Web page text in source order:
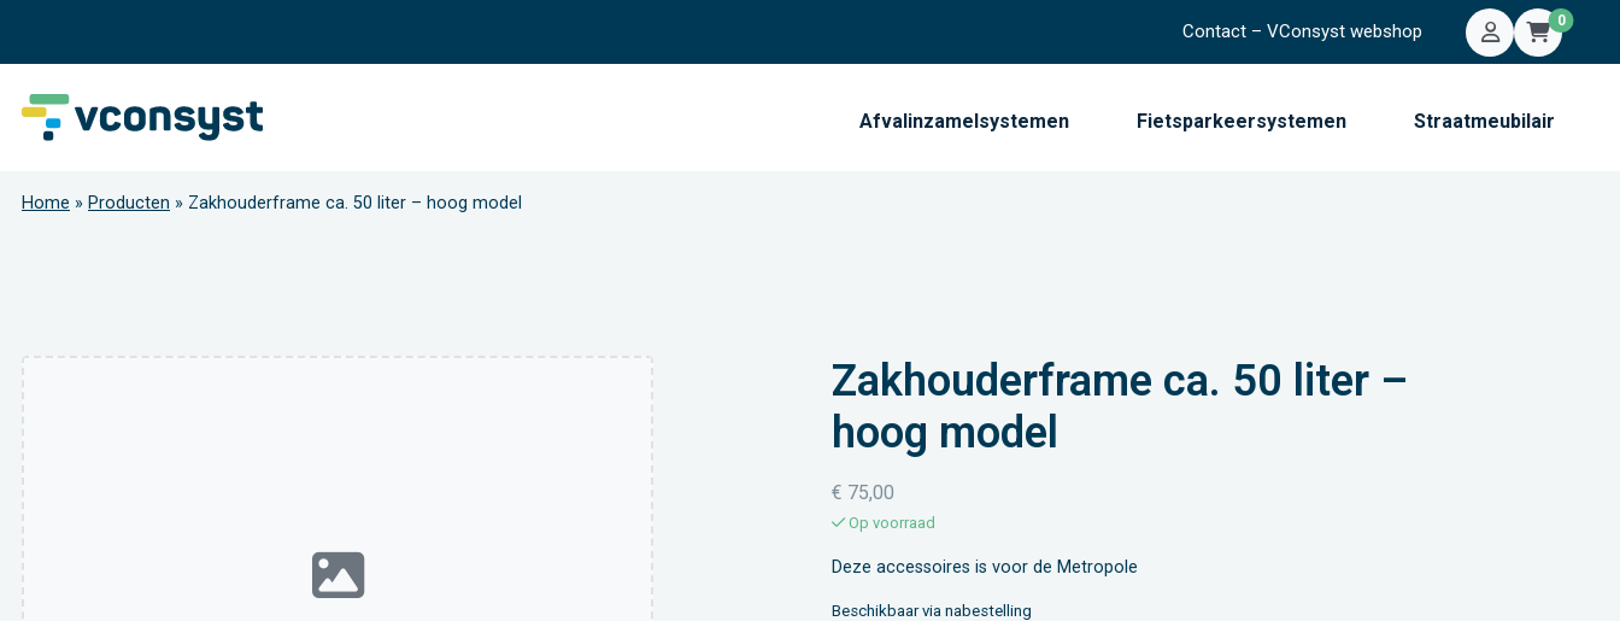
Contact – VConsyst webshop
Mijn account
0
Afvalinzamelsystemen Fietsparkeersystemen Straatmeubilair
Home » Producten » Zakhouderframe ca. 50 liter – hoog model
Zakhouderframe ca. 50 liter –
hoog model
€ 75,00
Op voorraad
Deze accessoires is voor de Metropole
Beschikbaar via nabestelling